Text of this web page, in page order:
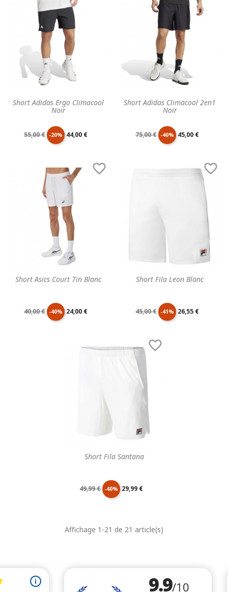
base
Short Adidas Ergo Climacool
Noir
Prix
55,00 € -20% Prix
44,00 €
Short Adidas Climacool 2en1
Noir
Prix
75,00 € -40% Prix
45,00 €
Short Asics Court 7in Blanc

Prix
40,00 € -40% Prix
24,00 €
Short Fila Leon Blanc

Prix
base
45,00 € -41% Prix
26,55 €
Short Fila Santana

Prix
base
49,99 € -40% Prix
29,99 €
Affichage 1-21 de 21 article(s)